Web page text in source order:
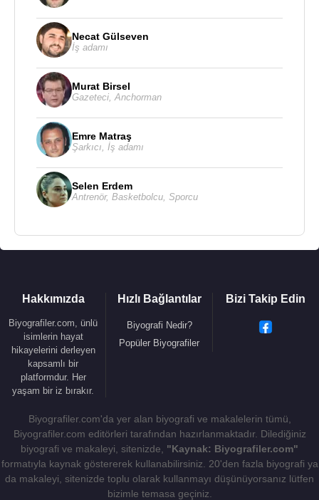
Necat Gülseven
İş adamı
Murat Birsel
Gazeteci Anchorman
Emre Matraş
Şarkıcı İş adamı
Selen Erdem
Antrenör, Basketbolcu Sporcu
Hakkımızda
Biyografiler.com, ünlü
isimlerin hayat
hikayelerini derleyen
kapsamlı bir
platformdur. Her
yaşam bir iz bırakır.
Hızlı Bağlantılar
Biyografi Nedir?
Popüler Biyografiler
Bizi Takip Edin
Biyografiler.com'da yer alan biyografi ve makalelerin tümü,
Biyografiler.com editörleri tarafından hazırlanmaktadır. Dilediğiniz
biyografi ve makaleyi, sitenizde, "Kaynak: Biyografiler.com"
formatıyla kaynak göstererek kullanabilirsiniz. 20'den fazla biyografi ya
da makaleyi, sitenizde toplu olarak kullanmayı düşünüyorsanız lütfen
bizimle temasa geçiniz.